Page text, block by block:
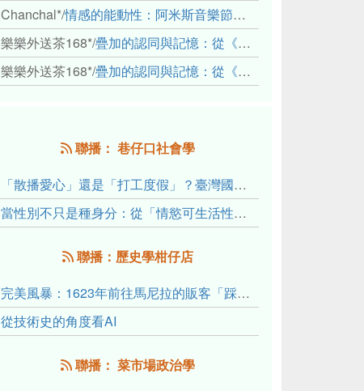
Chanchal*/情感的能動性：阿米斯音樂節的「對話觀察」
樂樂外送茶168*/疊加的認同與記憶：從《重拾時間的山語》探討「我們的」立場性(positionality)
樂樂外送茶168*/疊加的認同與記憶：從《重拾時間的山語》探討「我們的」立場性(positionality)
聯播： 巷仔口社會學
「散播愛心」還是「打工度假」？臺灣國內與跨國捐卵的利他修辭、金錢動機與身體代價
當性別不只是種身分：從「情慾可生活性」理解跨性別者的身體、慾望與認同探索
聯播：歷史學柑仔店
完美風暴：1623年前往馬尼拉的販客「踩線團」怎麼會困死於澎湖?
從技術史的角度看AI
聯播： 菜市場政治學